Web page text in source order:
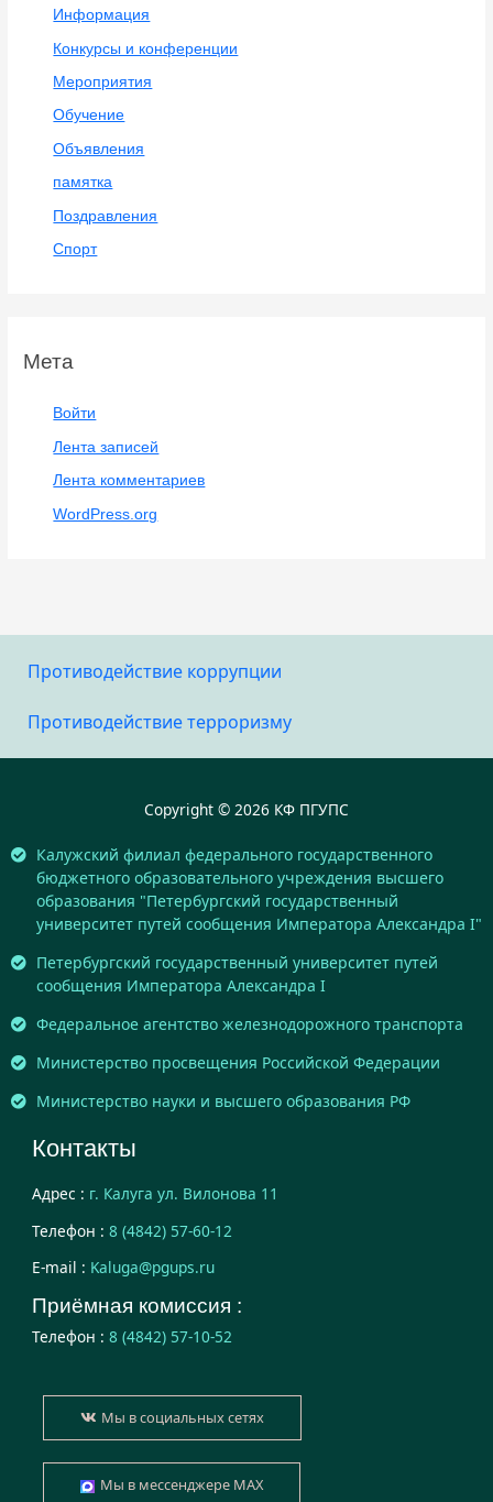
Информация
Конкурсы и конференции
Мероприятия
Обучение
Объявления
памятка
Поздравления
Спорт
Мета
Войти
Лента записей
Лента комментариев
WordPress.org
Противодействие коррупции
Противодействие терроризму
Copyright © 2026 КФ ПГУПС
Калужский филиал федерального государственного
бюджетного образовательного учреждения высшего
образования "Петербургский государственный
университет путей сообщения Императора Александра I"
Петербургский государственный университет путей
сообщения Императора Александра I
Федеральное агентство железнодорожного транспорта
Министерство просвещения Российской Федерации
Министерство науки и высшего образования РФ
Контакты
Адрес : г. Калуга ул. Вилонова 11
Телефон : 8 (4842) 57-60-12
E-mail : Kaluga@pgups.ru
Приёмная комиссия :
Телефон : 8 (4842) 57-10-52
Мы в социальных сетях
Мы в мессенджере MAX